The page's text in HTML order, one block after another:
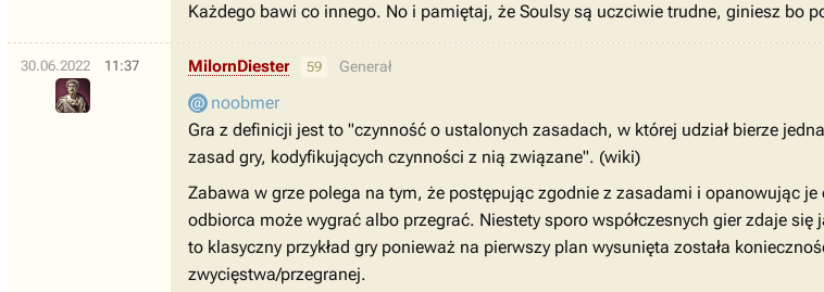
Każdego bawi co innego. No i pamiętaj, że Soulsy są uczciwie trudne, giniesz bo
30.06.2022 11:37 MilornDiester 59 Generał
noobmer
Gra z definicji jest to "czynność o ustalonych zasadach, w której udział bierze
zasad gry, kodyfikujących czynności z nią związane". (wiki)
Zabawa w grze polega na tym, że postępując zgodnie z zasadami i opanowując
odbiorca może wygrać albo przegrać. Niestety sporo współczesnych gier zdaje
to klasyczny przykład gry ponieważ na pierwszy plan wysunięta została
zwycięstwa/przegranej.